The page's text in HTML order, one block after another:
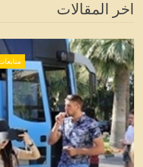
اخر المقالات
متابعات